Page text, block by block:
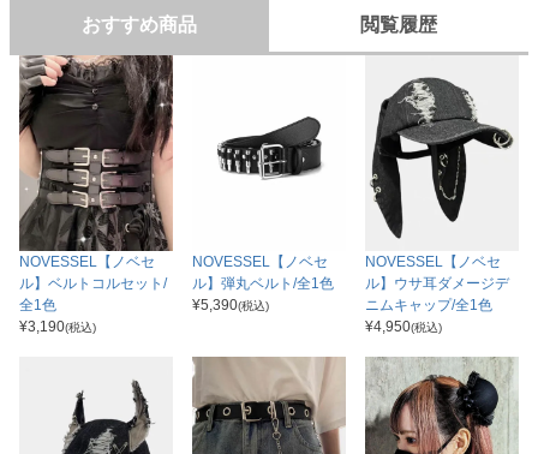
おすすめ商品 閲覧履歴
NOVESSEL【ノベセ
ル】ベルトコルセット/
全1色
¥3,190(税込)
NOVESSEL【ノベセ
ル】弾丸ベルト/全1色
¥5,390(税込)
NOVESSEL【ノベセ
ル】ウサ耳ダメージデ
ニムキャップ/全1色
¥4,950(税込)